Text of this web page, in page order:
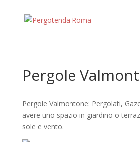
Pergole
Pergole Valmontone: Pergolati,
avere uno spazio in giardino o
sole e vento.